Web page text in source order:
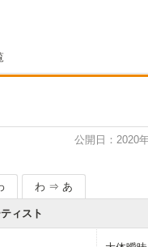
公開日：2020
わ ⇒ あ
ィスト